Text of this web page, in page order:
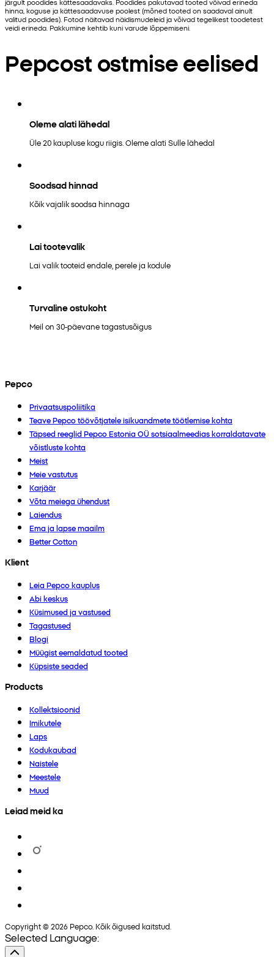
hinna, koguse ja kättesaadavuse poolest (mõned tooted on saadaval ainult
valitud poodides). Fotod näitavad näidismudeleid ja võivad tegelikest toodetest
veidi erineda. Pakkumine kehtib kuni varude lõppemiseni.
Pepcost ostmise eelised
Oleme alati lähedal
Üle 20 kaupluse kogu riigis. Oleme alati Sulle lähedal
Soodsad hinnad
Kõik vajalik soodsa hinnaga
Lai tootevalik
Lai valik tooteid endale, perele ja kodule
Turvaline ostukoht
Meil on 30-päevane tagastusõigus
Pepco
Privaatsuspoliitika
Teave Pepco töövõtjatele isikuandmete töötlemise kohta
Täpsed reeglid Pepco Estonia OÜ sotsiaalmeedias korraldatavate
võistluste kohta
Meist
Meie vastutus
Karjäär
Võta meiega ühendust
Laiendus
Ema ja lapse maailm
Better Cotton
Klient
Leia Pepco kauplus
Abi keskus
Küsimused ja vastused
Tagastused
Blogi
Müügist eemaldatud tooted
Küpsiste seaded
Products
Kollektsioonid
Imikutele
Laps
Kodukaubad
Naistele
Meestele
Muud
Leiad meid ka
Copyright © 2026 Pepco. Kõik õigused kaitstud.
Selected Language: